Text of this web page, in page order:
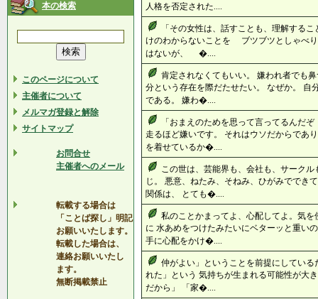
本の検索
このページについて
主催者について
メルマガ登録と解除
サイトマップ
お問合せ
主催者へのメール
転載する場合は
「ことば探し」明記
お願いいたします。
転載した場合は、
連絡お願いいたし
ます。
無断掲載禁止
人格を否定された....
「その女性は、話すことも、理解する
けのわからないことを ブツブツとしゃべ
はないが、 �....
肯定されなくてもいい。 嫌われ者でも
分という存在を際だたせたい。 なぜか。 自
である。 嫌わ�....
「おまえのためを思って言ってるんだ
走るほど嫌いです。 それはウソだからであ
を着せているか�....
この世は、芸能界も、会社も、サーク
じ。 悪意、ねたみ、そねみ、ひがみででき
関係は、 とても�....
私のことかまってよ、心配してよ。気
に 水あめをつけたみたいにベターッと重い
手に心配をかけ�....
仲がよい」ということを前提にしてい
れた」という 気持ちが生まれる可能性が大
だから」 「家�....